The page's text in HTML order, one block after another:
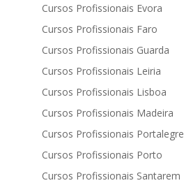
Cursos Profissionais Evora
Cursos Profissionais Faro
Cursos Profissionais Guarda
Cursos Profissionais Leiria
Cursos Profissionais Lisboa
Cursos Profissionais Madeira
Cursos Profissionais Portalegre
Cursos Profissionais Porto
Cursos Profissionais Santarem